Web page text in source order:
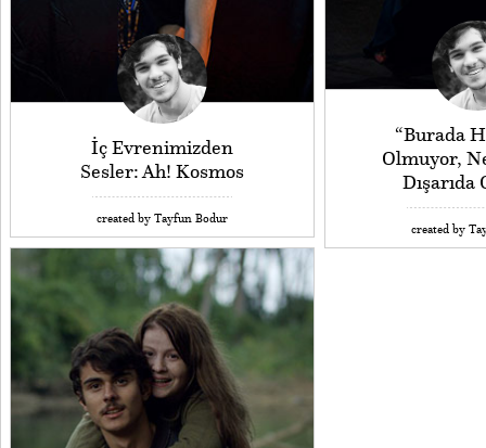
İç Evrenimizden
Sesler: Ah! Kosmos
created by Tayfun Bodur
“Burada
Olmuyor,
Dışarıda
created by